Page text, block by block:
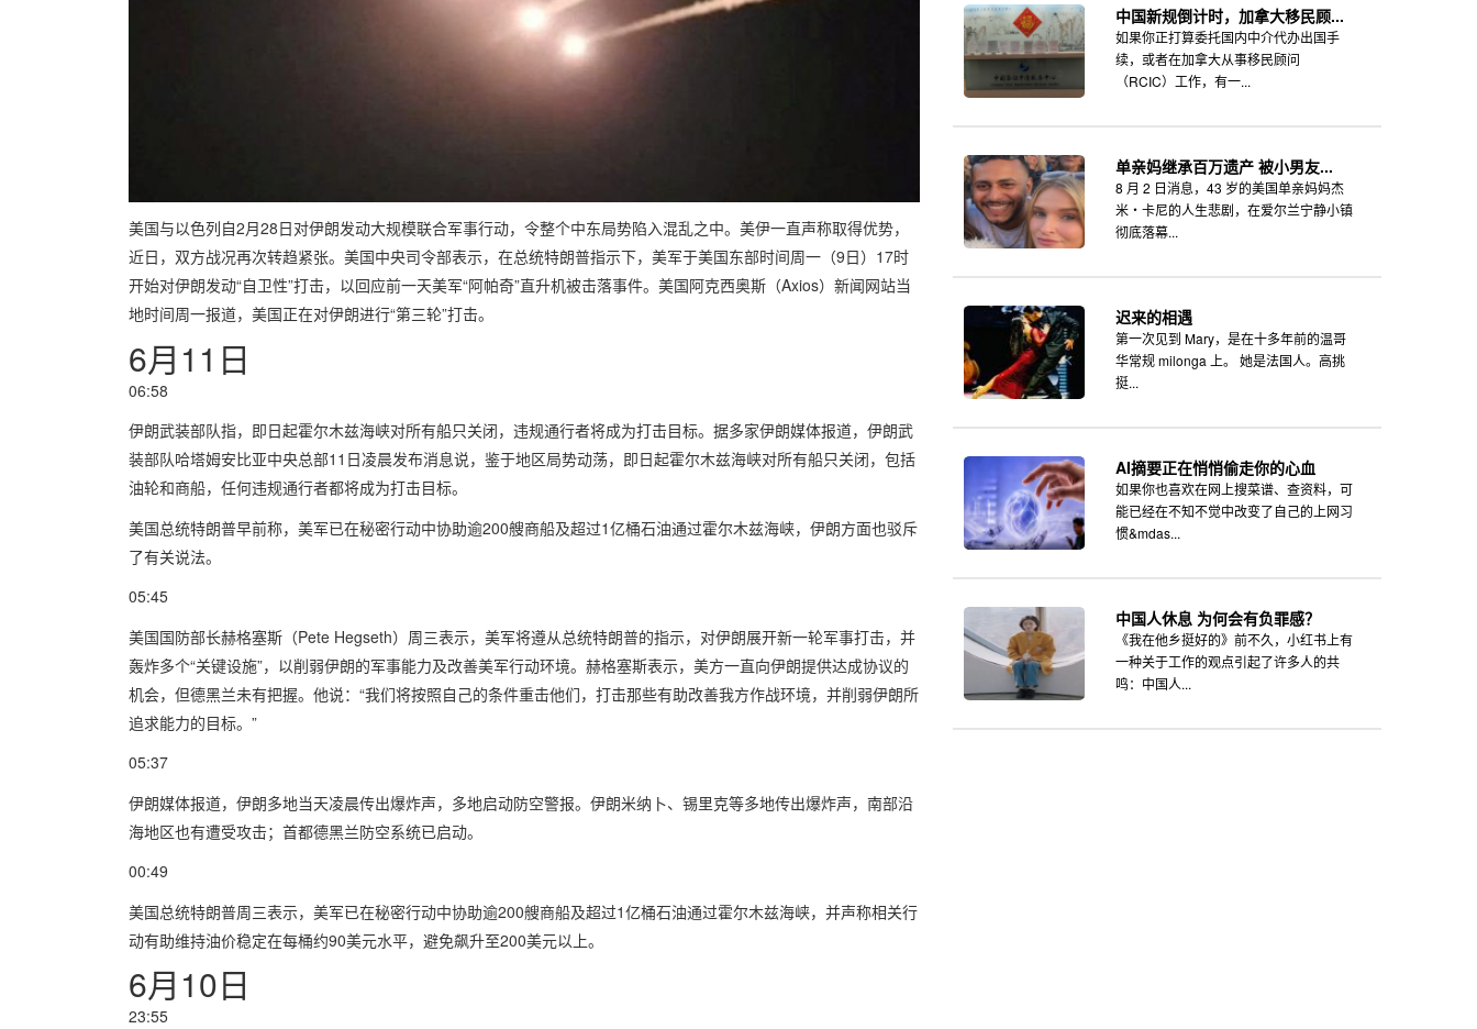
美国与以色列自2月28日对伊朗发动大规模联合军事行动，令整个中东局势陷入混乱之中。美伊一直声称取得优势，
近日，双方战况再次转趋紧张。美国中央司令部表示，在总统特朗普指示下，美军于美国东部时间周一（9日）17时
开始对伊朗发动“自卫性”打击，以回应前一天美军“阿帕奇”直升机被击落事件。美国阿克西奥斯（Axios）新闻网站当
地时间周一报道，美国正在对伊朗进行“第三轮”打击。
6月11日
06:58
伊朗武装部队指，即日起霍尔木兹海峡对所有船只关闭，违规通行者将成为打击目标。据多家伊朗媒体报道，伊朗武
装部队哈塔姆安比亚中央总部11日凌晨发布消息说，鉴于地区局势动荡，即日起霍尔木兹海峡对所有船只关闭，包括
油轮和商船，任何违规通行者都将成为打击目标。
美国总统特朗普早前称，美军已在秘密行动中协助逾200艘商船及超过1亿桶石油通过霍尔木兹海峡，伊朗方面也驳斥
了有关说法。
05:45
美国国防部长赫格塞斯（Pete Hegseth）周三表示，美军将遵从总统特朗普的指示，对伊朗展开新一轮军事打击，并
轰炸多个“关键设施”，以削弱伊朗的军事能力及改善美军行动环境。赫格塞斯表示，美方一直向伊朗提供达成协议的
机会，但德黑兰未有把握。他说：“我们将按照自己的条件重击他们，打击那些有助改善我方作战环境，并削弱伊朗所
追求能力的目标。”
05:37
伊朗媒体报道，伊朗多地当天凌晨传出爆炸声，多地启动防空警报。伊朗米纳卜、锡里克等多地传出爆炸声，南部沿
海地区也有遭受攻击；首都德黑兰防空系统已启动。
00:49
美国总统特朗普周三表示，美军已在秘密行动中协助逾200艘商船及超过1亿桶石油通过霍尔木兹海峡，并声称相关行
动有助维持油价稳定在每桶约90美元水平，避免飙升至200美元以上。
6月10日
23:55
中国新规倒计时，加拿大移民顾...
如果你正打算委托国内中介代办出国手
续，或者在加拿大从事移民顾问
（RCIC）工作，有一...
单亲妈继承百万遗产 被小男友...
8 月 2 日消息，43 岁的美国单亲妈妈杰
米・卡尼的人生悲剧，在爱尔兰宁静小镇
彻底落幕...
迟来的相遇
第一次见到 Mary，是在十多年前的温哥
华常规 milonga 上。 她是法国人。高挑
挺...
AI摘要正在悄悄偷走你的心血
如果你也喜欢在网上搜菜谱、查资料，可
能已经在不知不觉中改变了自己的上网习
惯&mdas...
中国人休息 为何会有负罪感？
《我在他乡挺好的》前不久，小红书上有
一种关于工作的观点引起了许多人的共
鸣：中国人...